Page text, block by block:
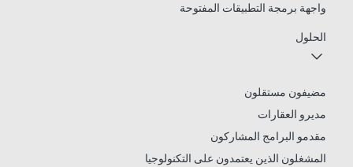
واجهة برمجة التطبيقات المفتوحة
الحلول
مضيفون مستقلون
مديرو العقارات
مقدمو البرامج المشاركون
المشغلون الذين يعتمدون على التكنولوجيا